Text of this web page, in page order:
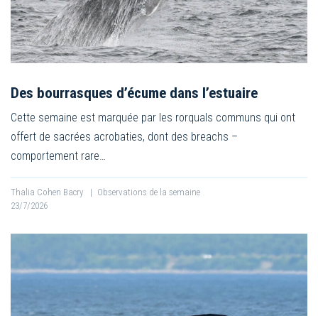
Des bourrasques d’écume dans l’estuaire
Cette semaine est marquée par les rorquals communs qui ont
offert de sacrées acrobaties, dont des breachs –
comportement rare…
Thalia Cohen Bacry | Observations de la semaine
23/7/2026